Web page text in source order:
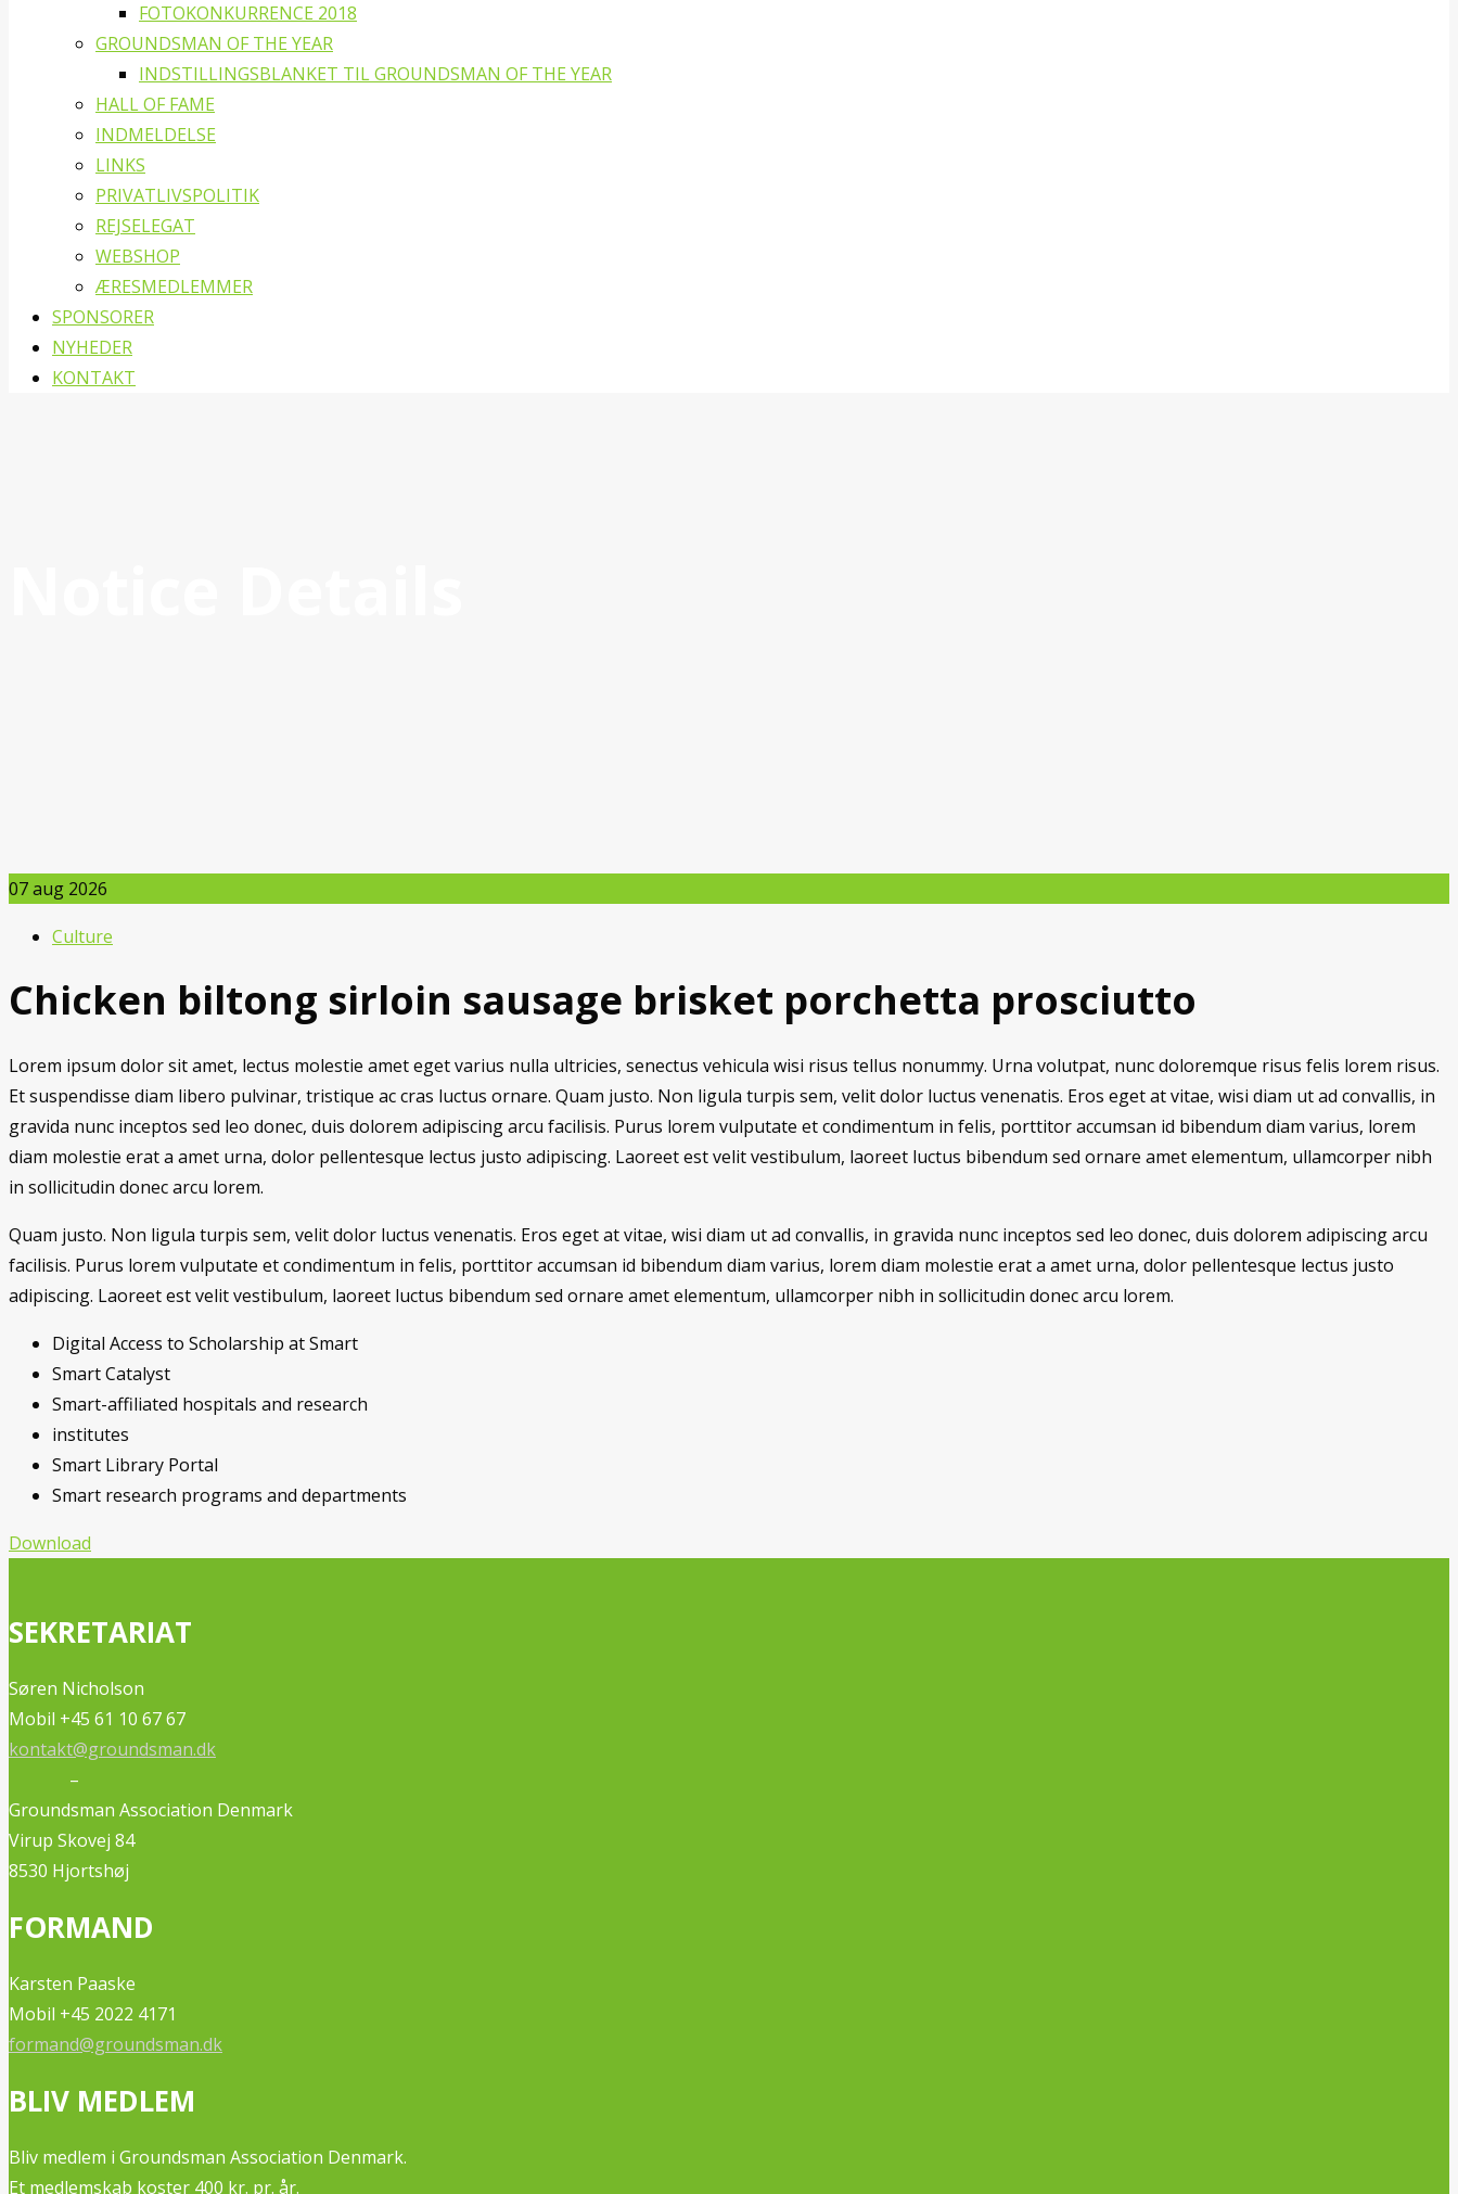
FOTOKONKURRENCE 2018
GROUNDSMAN OF THE YEAR
INDSTILLINGSBLANKET TIL GROUNDSMAN OF THE YEAR
HALL OF FAME
INDMELDELSE
LINKS
PRIVATLIVSPOLITIK
REJSELEGAT
WEBSHOP
ÆRESMEDLEMMER
SPONSORER
NYHEDER
KONTAKT
07aug 2026
Culture
Chicken biltong sirloin sausage brisket porchetta prosciutto
Lorem ipsum dolor sit amet, lectus molestie amet eget varius nulla ultricies, senectus vehicula wisi risus tellus nonummy. Urna volutpat, nunc doloremque risus felis lorem risus.
Et suspendisse diam libero pulvinar, tristique ac cras luctus ornare. Quam justo. Non ligula turpis sem, velit dolor luctus venenatis. Eros eget at vitae, wisi diam ut ad convallis, in
gravida nunc inceptos sed leo donec, duis dolorem adipiscing arcu facilisis. Purus lorem vulputate et condimentum in felis, porttitor accumsan id bibendum diam varius, lorem
diam molestie erat a amet urna, dolor pellentesque lectus justo adipiscing. Laoreet est velit vestibulum, laoreet luctus bibendum sed ornare amet elementum, ullamcorper nibh
in sollicitudin donec arcu lorem.
Quam justo. Non ligula turpis sem, velit dolor luctus venenatis. Eros eget at vitae, wisi diam ut ad convallis, in gravida nunc inceptos sed leo donec, duis dolorem adipiscing arcu
facilisis. Purus lorem vulputate et condimentum in felis, porttitor accumsan id bibendum diam varius, lorem diam molestie erat a amet urna, dolor pellentesque lectus justo
adipiscing. Laoreet est velit vestibulum, laoreet luctus bibendum sed ornare amet elementum, ullamcorper nibh in sollicitudin donec arcu lorem.
Digital Access to Scholarship at Smart
Smart Catalyst
Smart-affiliated hospitals and research
institutes
Smart Library Portal
Smart research programs and departments
Download
SEKRETARIAT
Søren Nicholson
Mobil +45 61 10 67 67
kontakt@groundsman.dk
–
Groundsman Association Denmark
Virup Skovej 84
8530 Hjortshøj
FORMAND
Karsten Paaske
Mobil +45 2022 4171
formand@groundsman.dk
BLIV MEDLEM
Bliv medlem i Groundsman Association Denmark.
Et medlemskab koster 400 kr. pr. år.